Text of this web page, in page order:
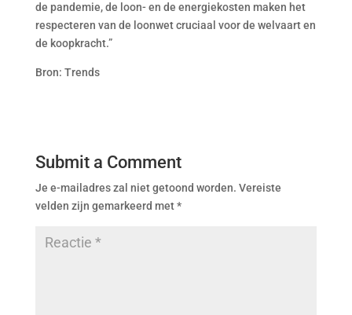
de pandemie, de loon- en de energiekosten maken het
respecteren van de loonwet cruciaal voor de welvaart en
de koopkracht.”
Bron: Trends
Submit a Comment
Je e-mailadres zal niet getoond worden. Vereiste
velden zijn gemarkeerd met*